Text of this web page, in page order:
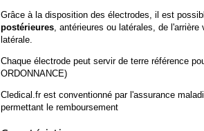
Grâce à la disposition des électrodes, il est
postérieures , antérieures ou latérales, de
latérale.
Chaque électrode peut servir de terre référence
ORDONNANCE)
Cledical.fr est conventionné par l'assurance
permettant le remboursement